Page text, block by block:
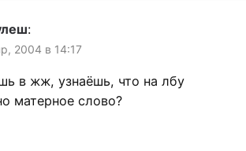
:
2004 в 14:17
в жж, узнаёшь, что на лбу
матерное слово?